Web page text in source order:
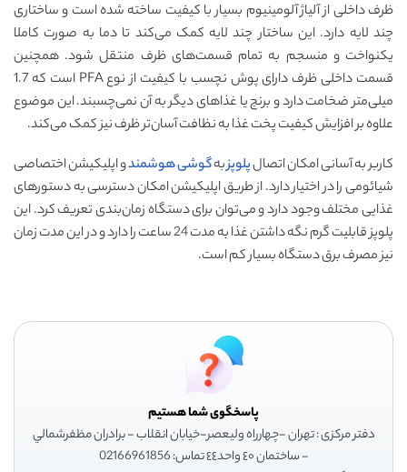
ظرف داخلی از آلیاژ آلومینیوم بسیار با کیفیت ساخته شده است و ساختاری
چند لایه دارد. این ساختار چند لایه کمک می‌کند تا دما به صورت کاملا
یکنواخت و منسجم به تمام قسمت‌های ظرف منتقل شود. همچنین
قسمت داخلی ظرف دارای پوش نچسب با کیفیت از نوع PFA است که 1.7
میلی‌متر ضخامت دارد و برنج یا غذاهای دیگر به آن نمی‌چسبند. این موضوع
علاوه بر افزایش کیفیت پخت غذا به نظافت آسان‌تر ظرف نیز کمک می‌کند.
کاربر به آسانی امکان اتصالپلوپزبهگوشی هوشمندو اپلیکیشن اختصاصی
شیائومی را در اختیار دارد. از طریق اپلیکیشن امکان دسترسی به دستورهای
غذایی مختلف وجود دارد و می‌توان برای دستگاه زمان‌بندی تعریف کرد. این
پلوپز قابلیت گرم نگه داشتن غذا به مدت 24 ساعت را دارد و در این مدت زمان
نیز مصرف برق دستگاه بسیار کم است.
پاسخگوی شما هستیم
دفتر مرکزی : تهران -چهارراه وليعصر-خيابان انقلاب - برادران مظفرشمالي
- ساختمان ٤٠ واحد٤٤ تماس: 02166961856